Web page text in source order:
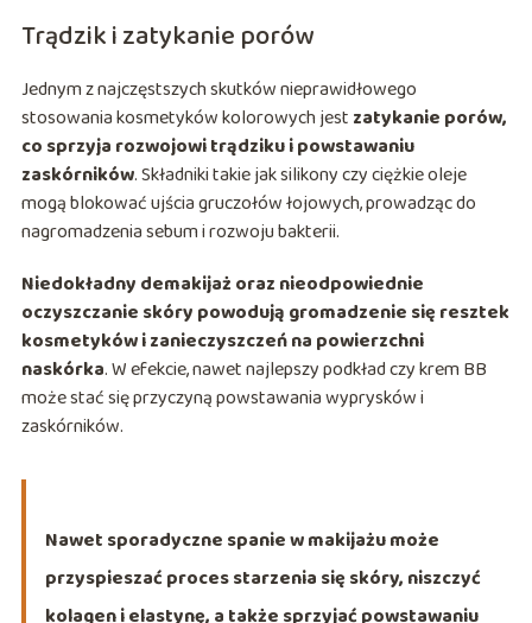
Trądzik i zatykanie porów
Jednym z najczęstszych skutków nieprawidłowego
stosowania kosmetyków kolorowych jest zatykanie porów,
co sprzyja rozwojowi trądziku i powstawaniu
zaskórników. Składniki takie jak silikony czy ciężkie oleje
mogą blokować ujścia gruczołów łojowych, prowadząc do
nagromadzenia sebum i rozwoju bakterii.
Niedokładny demakijaż oraz nieodpowiednie
oczyszczanie skóry powodują gromadzenie się resztek
kosmetyków i zanieczyszczeń na powierzchni
naskórka. W efekcie, nawet najlepszy podkład czy krem BB
może stać się przyczyną powstawania wyprysków i
zaskórników.
Nawet sporadyczne spanie w makijażu może
przyspieszać proces starzenia się skóry, niszczyć
kolagen i elastynę, a także sprzyjać powstawaniu